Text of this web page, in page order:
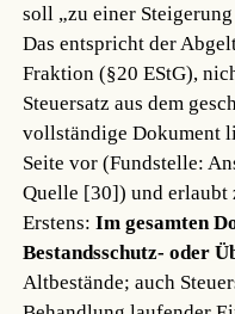
soll „zu einer
Das entspricht der
Fraktion (§20 EStG),
Steuersatz aus dem
vollständige Dokument
Seite vor (Fundstelle:
Quelle [30]) und erlaubt
Erstens:Im gesamten
Bestandsschutz- oder
Altbestände; auch